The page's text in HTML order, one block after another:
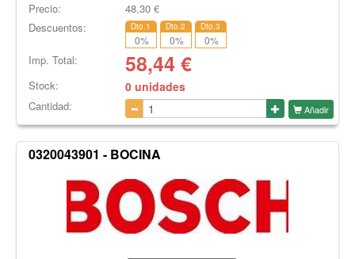
Precio: 48,30€
Descuentos:
Dto.1
0%
Dto.2
0%
Dto.3
0%
Imp. Total: 58,44 €
Stock: 0 unidades
Cantidad: Añadir
0320043901 - BOCINA